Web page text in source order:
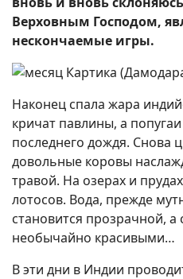
Верховным Господом,
нескончаемые игры.
Наконец спала жара
кричат павлины, а
последнего дождя. Снова
довольные коровы
травой. На озерах и
лотосов. Вода, прежде
становится прозрачной,
необычайно красивыми…
В эти дни в Индии